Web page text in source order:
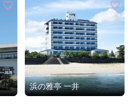
浜の雅亭 一井